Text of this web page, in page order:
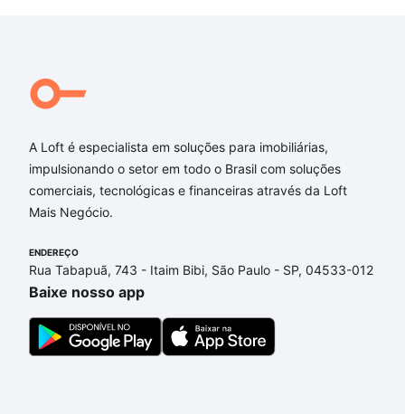
Qual o preço de Imóveis com 2 quartos à venda em
Sra. da Conceicao, Contagem, MG?
Aqui na Loft temos a oferta ideal para você, com
Imóveis com 2 quartos à venda em Sra. da
Conceicao, Contagem, MG que custam a partir de
R$ 0 e com nossas opções de financiamento
orçamento. Se ainda tem alguma dúvida dos custos
envolvidos no processo de compra, veja em nosso
portal quanto custa comprar um apartamento
conte com a gente para comprar o imóvel dos seus
sonhos com segurança e conforto. Loft, com você
A Loft é especialista em soluções para imobiliárias,
impulsionando o setor em todo o Brasil com soluções
comerciais, tecnológicas e financeiras através da Loft
Mais Negócio.
ENDEREÇO
Rua Tabapuã, 743 - Itaim Bibi, São Paulo - SP, 04533-012
Baixe nosso app